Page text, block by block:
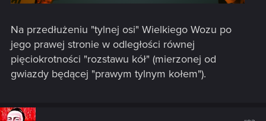
Na przedłużeniu "tylnej osi" Wielkiego Wozu po
jego prawej stronie w odległości równej
pięciokrotności "rozstawu kół" (mierzonej od
gwiazdy będącej "prawym tylnym kołem").